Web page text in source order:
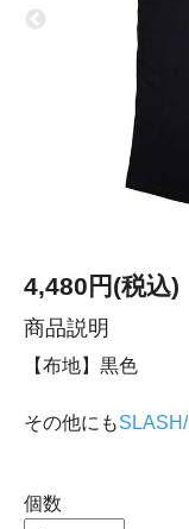
4,480円(税込)
商品説明
【布地】黒色
その他にも
個数